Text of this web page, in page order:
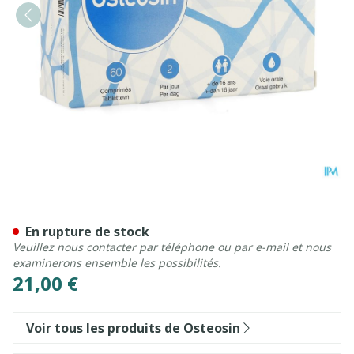
21,00 €
En rupture de stock
Veuillez nous contacter par téléphone ou par e-mail et nous
examinerons ensemble les possibilités.
Voir tous les produits de Osteosin